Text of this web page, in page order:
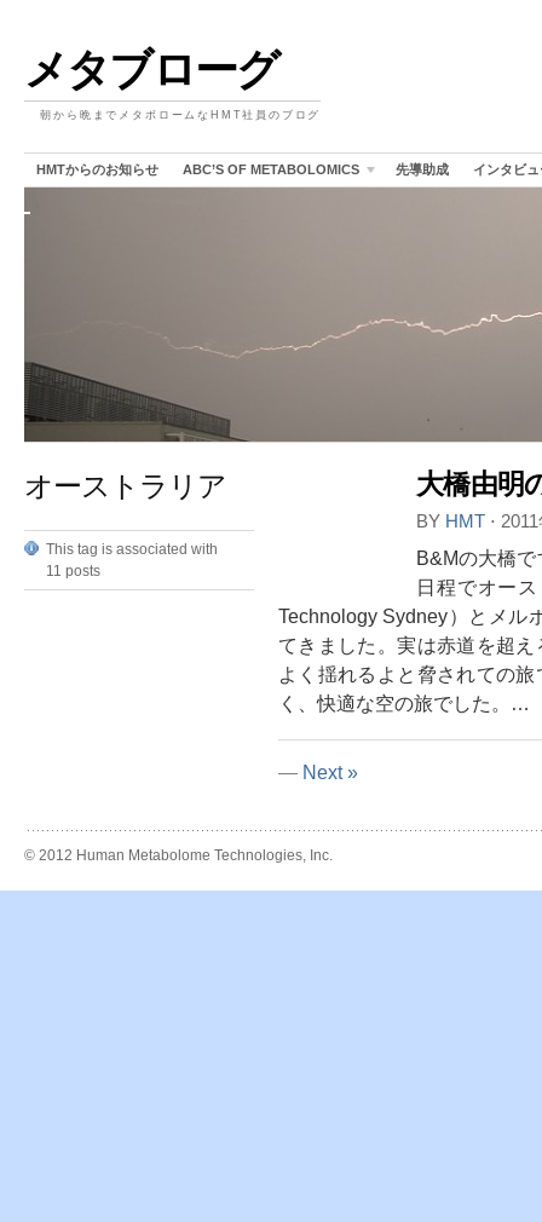
メタブローグ
朝から晩までメタボロームなHMT社員のブログ
HMTからのお知らせ ABC’S OF METABOLOMICS 先導助成 インタビュ
オーストラリア
This tag is associated with
11 posts
大橋由明
BY HMT ⋅
B&Mの大橋
日程でオー
Technology Sydney）とメル
てきました。実は赤道を超
よく揺れるよと脅されての
く、快適な空の旅でした。…
— Next »
© 2012 Human Metabolome Technologies, Inc.